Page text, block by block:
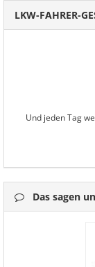
LKW-FAHRER-
Und jeden Tag
Das sagen